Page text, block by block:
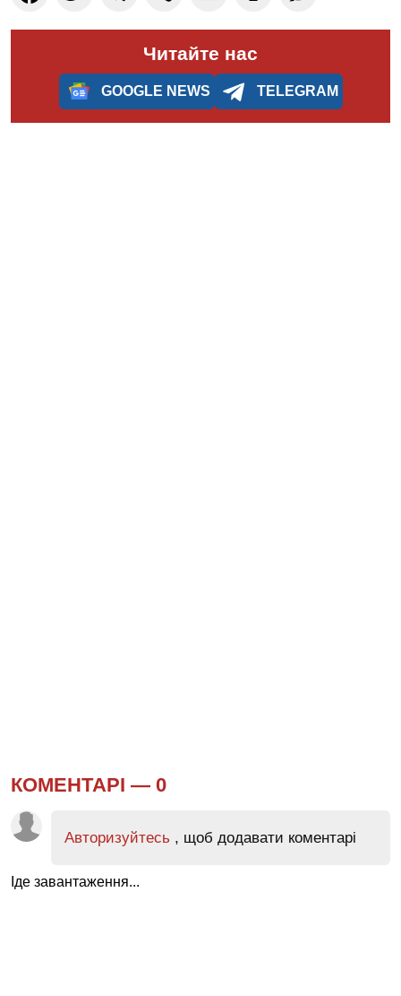
Читайте нас
GOOGLE NEWS TELEGRAM
КОМЕНТАРІ — 0
Авторизуйтесь , щоб додавати коментарі
Іде завантаження...